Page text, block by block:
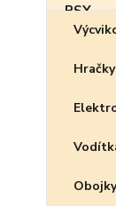
Hračky
Obojky